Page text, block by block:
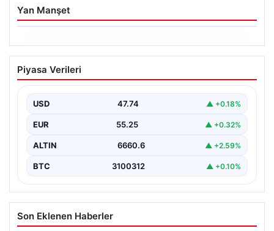
Yan Manşet
06.08.2026
Trabzonspor’da Mohamed Salah’ın
Transferinde Görkemli İmza Töreni:
Trabzonspor, dünya futbolunun yıldız isimlerinden
yaşıyor. Yoğun ilgiyle karşılanan…
Piyasa Verileri
USD 47.74 ▲ +0.18%
EUR 55.25 ▲ +0.32%
ALTIN 6660.6 ▲ +2.59%
BTC 3100312 ▲ +0.10%
Son Eklenen Haberler